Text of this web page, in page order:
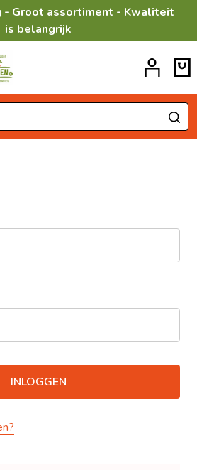
- Groot assortiment - Kwaliteit
is belangrijk